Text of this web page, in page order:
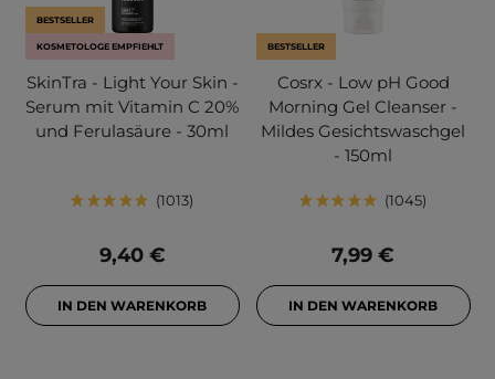
BESTSELLER
KOSMETOLOGE EMPFIEHLT
SkinTra - Light Your Skin -
Serum mit Vitamin C 20%
und Ferulasäure - 30ml
1013
9,40 €
IN DEN WARENKORB
BESTSELLER
Cosrx - Low pH Good
Morning Gel Cleanser -
Mildes Gesichtswaschgel
- 150ml
1045
7,99 €
IN DEN WARENKORB